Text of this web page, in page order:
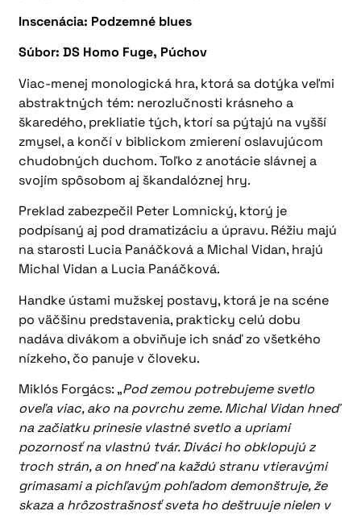
Inscenácia: Podzemné blues
Súbor: DS Homo Fuge, Púchov
Viac-menej monologická hra, ktorá sa dotýka veľmi
abstraktných tém: nerozlučnosti krásneho a
škaredého, prekliatie tých, ktorí sa pýtajú na vyšší
zmysel, a končí v biblickom zmierení oslavujúcom
chudobných duchom. Toľko z anotácie slávnej a
svojím spôsobom aj škandalóznej hry.
Preklad zabezpečil Peter Lomnický, ktorý je
podpísaný aj pod dramatizáciu a úpravu. Réžiu majú
na starosti Lucia Panáčková a Michal Vidan, hrajú
Michal Vidan a Lucia Panáčková.
Handke ústami mužskej postavy, ktorá je na scéne
po väčšinu predstavenia, prakticky celú dobu
nadáva divákom a obviňuje ich snáď zo všetkého
nízkeho, čo panuje v človeku.
Miklós Forgács: „Pod zemou potrebujeme svetlo
oveľa viac, ako na povrchu zeme. Michal Vidan hneď
na začiatku prinesie vlastné svetlo a upriami
pozornosť na vlastnú tvár. Diváci ho obklopujú z
troch strán, a on hneď na každú stranu vtieravými
grimasami a pichľavým pohľadom demonštruje, že
skaza a hrôzostrašnosť sveta ho deštruuje nielen v